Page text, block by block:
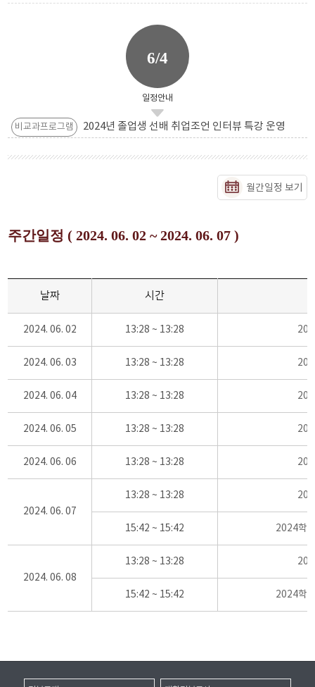
6/4
일정안내
비교과프로그램 2024년 졸업생 선배 취업조언 인터뷰 특강 운영
월간일정 보기
주간일정 ( 2024. 06. 02 ~ 2024. 06. 07 )
날짜 시간
2024. 06. 02 13:28 ~ 13:28
2024. 06. 03 13:28 ~ 13:28
2024. 06. 04 13:28 ~ 13:28
2024. 06. 05 13:28 ~ 13:28
2024. 06. 06 13:28 ~ 13:28
2024. 06. 07
13:28 ~ 13:28
15:42 ~ 15:42 2024학
2024. 06. 08
13:28 ~ 13:28
15:42 ~ 15:42 2024학